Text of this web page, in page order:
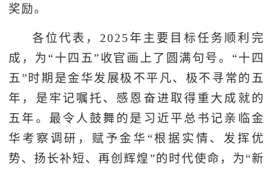
奖励。
各位代表，2025年主要目标任务顺利完
成，为“十四五”收官画上了圆满句号。“十四
五”时期是金华发展极不平凡、极不寻常的五
年，是牢记嘱托、感恩奋进取得重大成就的
五年。最令人鼓舞的是习近平总书记亲临金
华考察调研，赋予金华“根据实情、发挥优
势、扬长补短、再创辉煌”的时代使命，为“新